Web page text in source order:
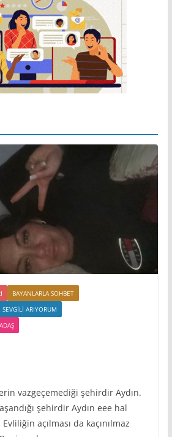
BAYANLARLA SOHBET
SEVGILI ARIYORUM
vazgeçemediği şehirdir Aydın.
şehirdir Aydın eee hal
açılması da kaçınılmaz